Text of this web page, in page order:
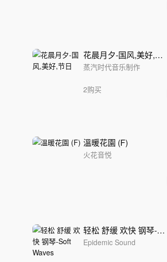
花晨月夕-国风,美好,节日
蒸汽时代音乐制作
2购买
溫暖花園 (F)
火花音悦
轻松 舒缓 欢快 钢琴-Soft Waves
Epidemic Sound